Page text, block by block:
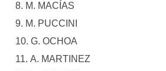
M. MACÍAS
M. PUCCINI
G. OCHOA
A. MARTINEZ